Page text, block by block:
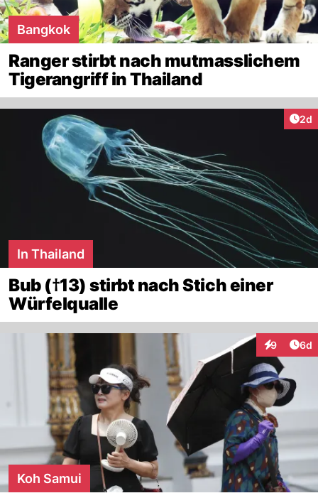
Bangkok
Ranger stirbt nach mutmasslichem
Tigerangriff in Thailand
2d
In Thailand
Bub (†13) stirbt nach Stich einer
Würfelqualle
9 6d
Koh Samui